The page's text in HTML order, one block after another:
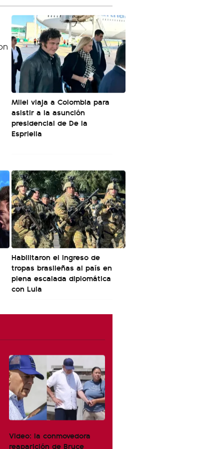
Milei viaja a Colombia para
asistir a la asunción
presidencial de De la
Espriella
Habilitaron el ingreso de
tropas brasileñas al país en
plena escalada diplomática
con Lula
Video: la conmovedora
reaparición de Bruce